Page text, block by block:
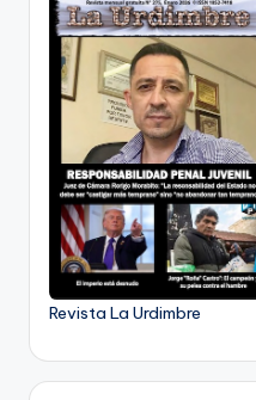
Revista La Urdimbre